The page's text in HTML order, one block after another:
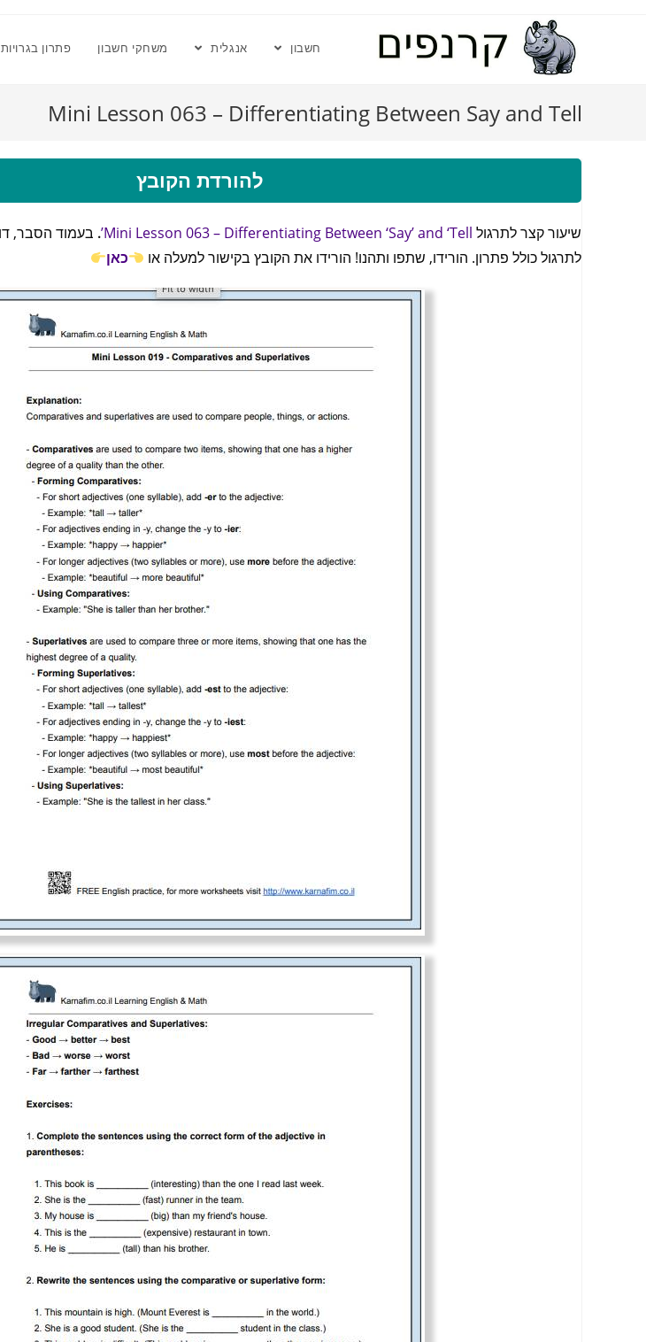
חשבון אנגלית משחקי חשבון פתרון בגרויות
Mini Lesson 063 – Differentiating Between Say and Tell
להורדת הקובץ
שיעור קצר לתרגול .
לתרגול כולל פתרון. הורידו, שתפו ותהנו! הורידו את הקובץ בקישור למעלה או
כאן